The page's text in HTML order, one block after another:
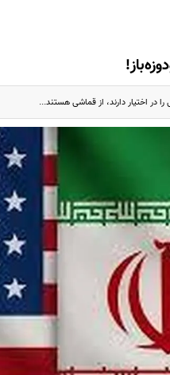
در اختیار دارند، از قماشی هستند...